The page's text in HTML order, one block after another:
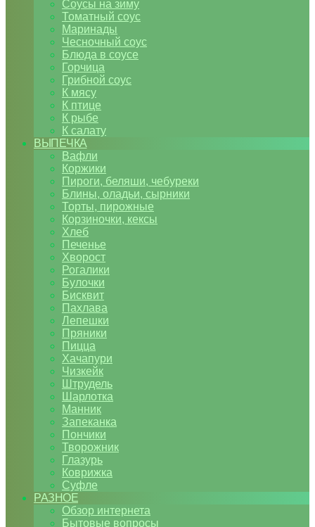
Соусы на зиму
Томатный соус
Маринады
Чесночный соус
Блюда в соусе
Горчица
Грибной соус
К мясу
К птице
К рыбе
К салату
ВЫПЕЧКА
Вафли
Коржики
Пироги, беляши, чебуреки
Блины, оладьи, сырники
Торты, пирожные
Корзиночки, кексы
Хлеб
Печенье
Хворост
Рогалики
Булочки
Бисквит
Пахлава
Лепешки
Пряники
Пицца
Хачапури
Чизкейк
Штрудель
Шарлотка
Манник
Запеканка
Пончики
Творожник
Глазурь
Коврижка
Суфле
РАЗНОЕ
Обзор интернета
Бытовые вопросы